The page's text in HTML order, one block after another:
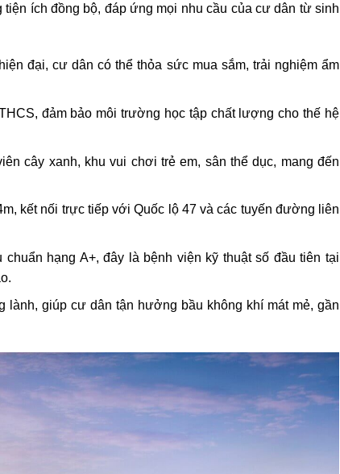
ích đồng bộ, đáp ứng mọi nhu cầu của cư dân từ sinh
đại, cư dân có thể thỏa sức mua sắm, trải nghiệm ẩm
đảm bảo môi trường học tập chất lượng cho thế hệ
cây xanh, khu vui chơi trẻ em, sân thể dục, mang đến
kết nối trực tiếp với Quốc lộ 47 và các tuyến đường liên
hạng A+, đây là bệnh viện kỹ thuật số đầu tiên tại
lành, giúp cư dân tận hưởng bầu không khí mát mẻ, gần